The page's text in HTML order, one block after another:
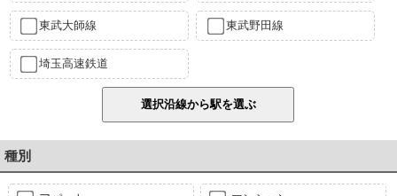
東武大師線 東武野田線
埼玉高速鉄道
種別